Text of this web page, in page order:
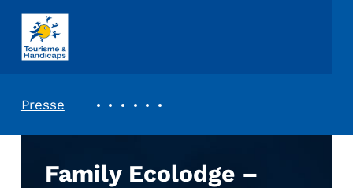
ASSOCIATION TOURISME ET HANDICAPS
Presse
Family Ecolodge –